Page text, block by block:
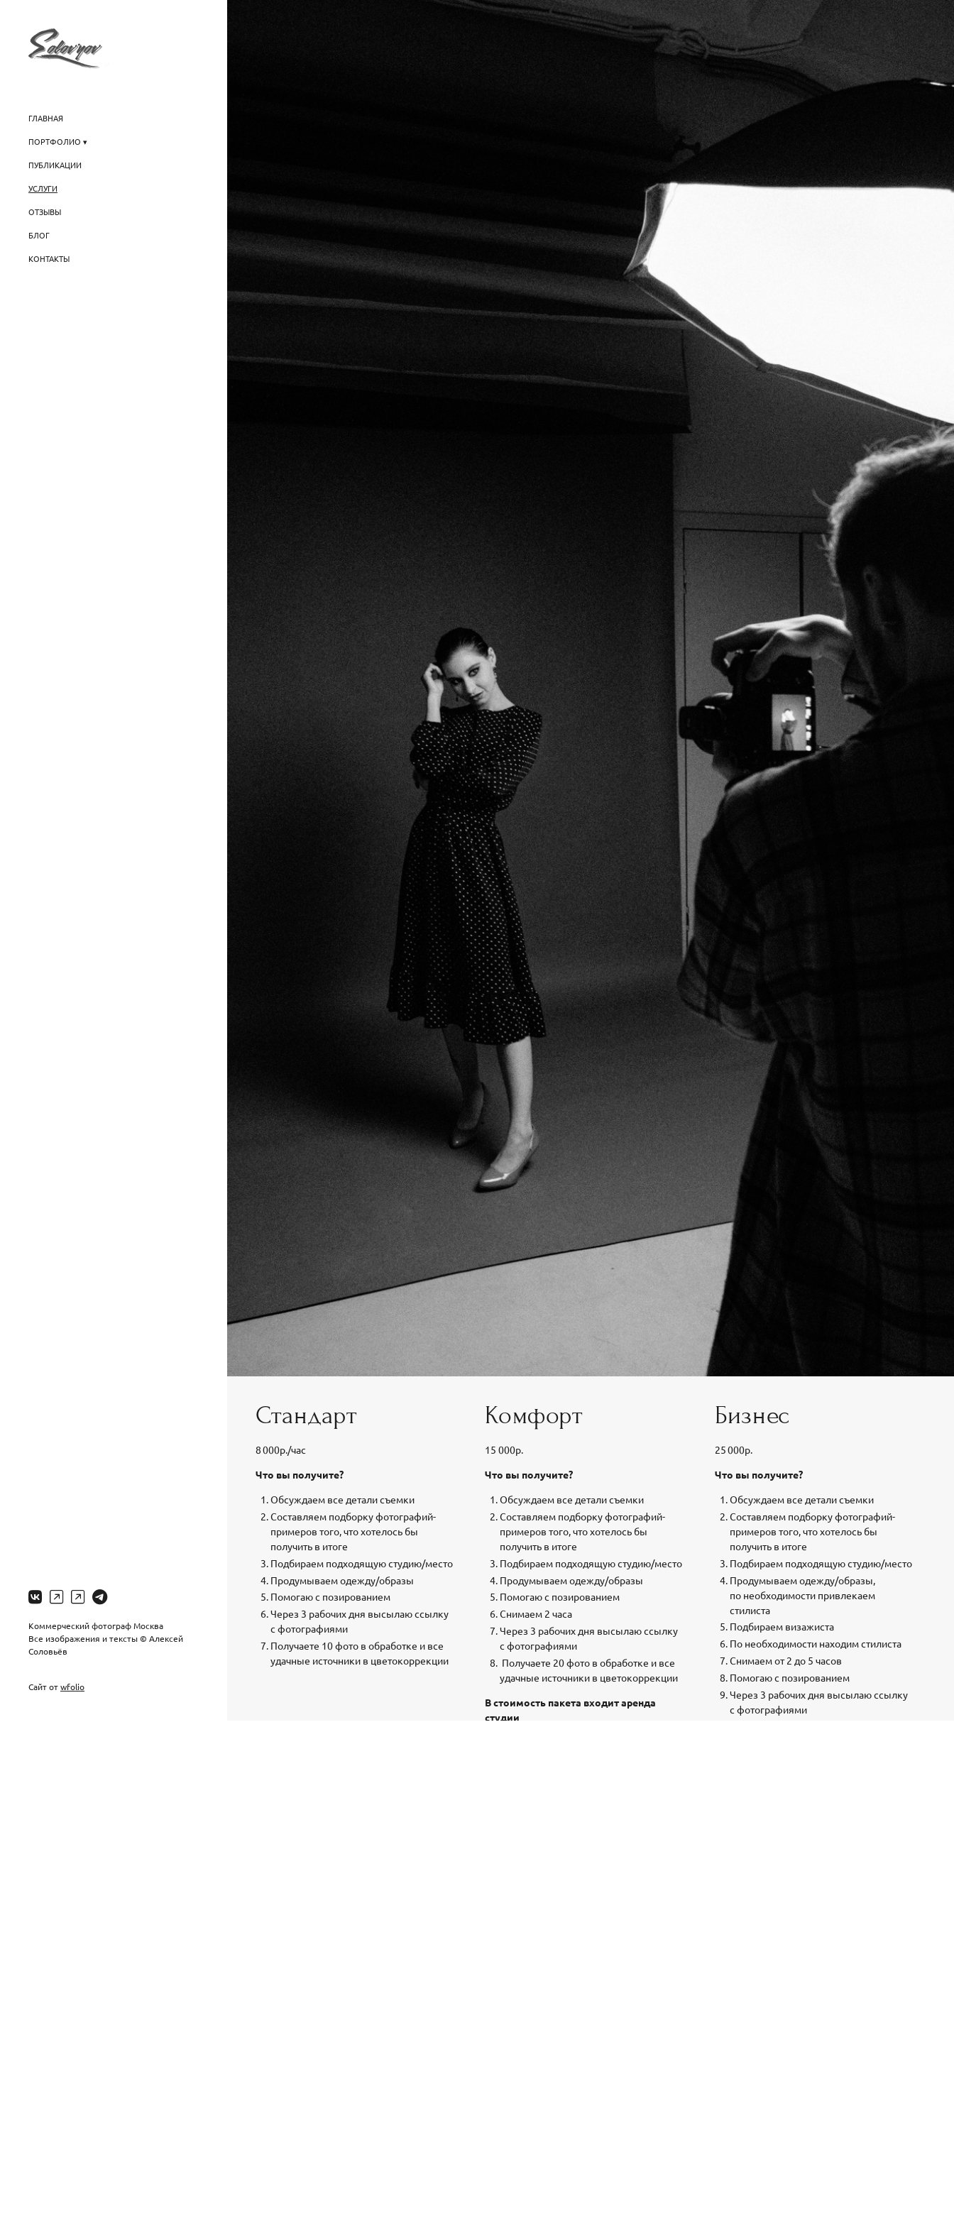
ГЛАВНАЯ
ПОРТФОЛИО
ПУБЛИКАЦИИ
УСЛУГИ
ОТЗЫВЫ
БЛОГ
КОНТАКТЫ
Коммерческий фотограф Москва
Все изображения и тексты © Алексей
Соловьёв
Сайт отwfolio
Стандарт
8 000р./час
Что вы получите?
Обсуждаем все детали съемки
Составляем подборку фотографий-
примеров того, что хотелось бы
получить в итоге
Подбираем подходящую студию/место
Продумываем одежду/образы
Помогаю с позированием
Через 3 рабочих дня высылаю ссылку
с фотографиями
Получаете 10 фото в обработке и все
удачные источники в цветокоррекции
Комфорт
15 000р.
Что вы получите?
Обсуждаем все детали съемки
Составляем подборку фотографий-
примеров того, что хотелось бы
получить в итоге
Подбираем подходящую студию/место
Продумываем одежду/образы
Помогаю с позированием
Снимаем 2 часа
Через 3 рабочих дня высылаю ссылку
с фотографиями
Получаете 20 фото в обработке и все
удачные источники в цветокоррекции
В стоимость пакета входит аренда
студии
Бизнес
25 000р.
Что вы получите?
Обсуждаем все детали съемки
Составляем подборку фотографий-
примеров того, что хотелось бы
получить в итоге
Подбираем подходящую студию/место
Продумываем одежду/образы,
по необходимости привлекаем
стилиста
Подбираем визажиста
По необходимости находим стилиста
Снимаем от 2 до 5 часов
Помогаю с позированием
Через 3 рабочих дня высылаю ссылку
с фотографиями